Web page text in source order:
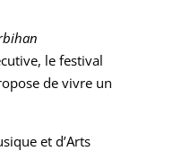
le festival
de vivre un
et d’Arts